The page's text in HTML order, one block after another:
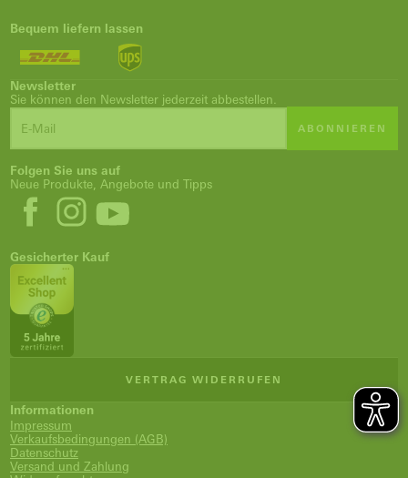
Bequem liefern lassen
Newsletter
Sie können den Newsletter jederzeit abbestellen.
ABONNIEREN
Folgen Sie uns auf
Neue Produkte, Angebote und Tipps
Gesicherter Kauf
VERTRAG WIDERRUFEN
Informationen
Impressum
Verkaufsbedingungen (AGB)
Datenschutz
Versand und Zahlung